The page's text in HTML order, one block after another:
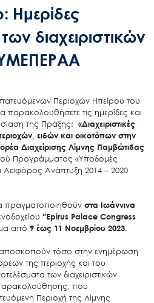
Ημερίδες
διαχειριστικών
Περιοχών Ηπείρου του
τις ημερίδες και
της Πράξης: «Διαχειριστικές
ειδών και οικοτόπων στην
Διαχείρισης Λίμνης Παμβώτιδας
Προγράμματος «Υποδομές
Ανάπτυξη 2014 – 2020
πραγματοποιηθούν στα Ιωάννινα
“Epirus Palace Congress
από 9 έως 11 Νοεμβρίου 2023.
αποσκοπούν τόσο στην ενημέρωση
της περιοχής και του
των διαχειριστικών
που
Περιοχή της Λίμνης